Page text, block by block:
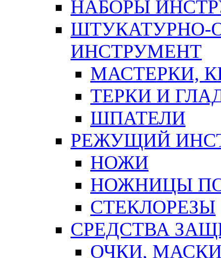
НАБОРЫ
ШТУКАТУРНО-
ИНСТРУМЕНТ
МАСТЕРКИ,
ТЕРКИ И
ШПАТЕЛИ
РЕЖУЩИЙ
НОЖИ
НОЖНИЦЫ
СТЕКЛОРЕЗЫ
СРЕДСТВА
ОЧКИ,